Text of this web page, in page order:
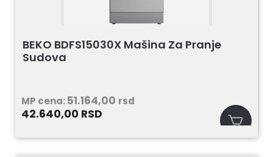
BEKO BDFS15030X Mašina Za Pranje
Sudova
MP cena:51.164,00 rsd
42.640,00 RSD